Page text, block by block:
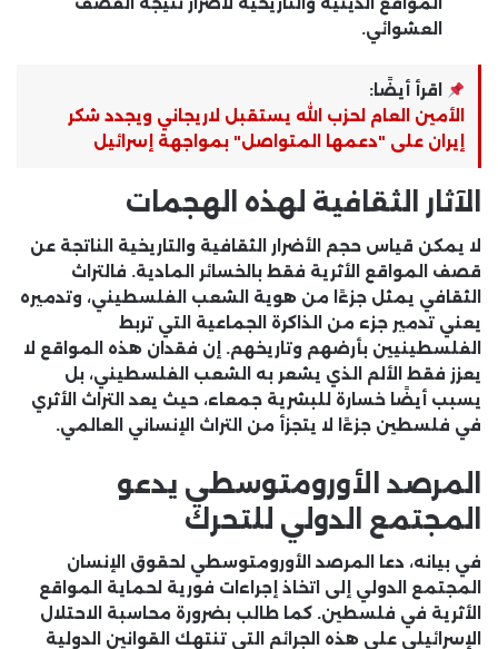
العشوائي.
اقرأ أيضًا:
الأمين العام لحزب الله يستقبل لاريجاني ويجدد شكر
إيران على "دعمها المتواصل" بمواجهة إسرائيل
الآثار الثقافية لهذه الهجمات
لا يمكن قياس حجم الأضرار الثقافية والتاريخية الناتجة عن
قصف المواقع الأثرية فقط بالخسائر المادية. فالتراث
الثقافي يمثل جزءًا من هوية الشعب الفلسطيني، وتدميره
يعني تدمير جزء من الذاكرة الجماعية التي تربط
الفلسطينيين بأرضهم وتاريخهم. إن فقدان هذه المواقع لا
يعزز فقط الألم الذي يشعر به الشعب الفلسطيني، بل
يسبب أيضًا خسارة للبشرية جمعاء، حيث يعد التراث الأثري
في فلسطين جزءًا لا يتجزأ من التراث الإنساني العالمي.
المرصد الأورومتوسطي يدعو
المجتمع الدولي للتحرك
في بيانه، دعا المرصد الأورومتوسطي لحقوق الإنسان
المجتمع الدولي إلى اتخاذ إجراءات فورية لحماية المواقع
الأثرية في فلسطين. كما طالب بضرورة محاسبة الاحتلال
الإسرائيلي على هذه الجرائم التي تنتهك القوانين الدولية